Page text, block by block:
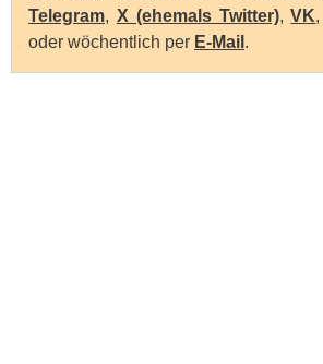
Telegram, X (ehemals Twitter),VK,
oder wöchentlich per E-Mail .